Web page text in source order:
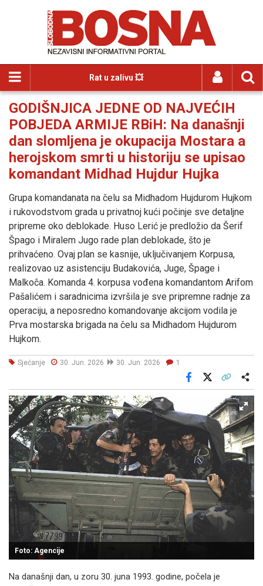
Rat u zalivu 💥
GODIŠNJICA JEDNE OD NAJVEĆIH
POBJEDA ARMIJE RBiH: Na današnji
dan slomljena je okupacija Mostara a
herojskom smrti u historiju se upisao
komandant Midhad Hujdur Hujka
Grupa komandanata na čelu sa Midhadom Hujdurom Hujkom
i rukovodstvom grada u privatnoj kući počinje sve detaljne
pripreme oko deblokade. Huso Lerić je predložio da Šerif
Špago i Miralem Jugo rade plan deblokade, što je
prihvaćeno. Ovaj plan se kasnije, uključivanjem Korpusa,
realizovao uz asistenciju Budakovića, Juge, Špage i
Malkoča. Komanda 4. korpusa vođena komandantom Arifom
Pašalićem i saradnicima izvršila je sve pripremne radnje za
operaciju, a neposredno komandovanje akcijom vodila je
Prva mostarska brigada na čelu sa Midhadom Hujdurom
Hujkom.
Sjećanje 30. Jun. 2026 30. Jun. 2026 1
Facebook
Foto: Agencije
Na današnji dan, u zoru 30. juna 1993. godine, počela je